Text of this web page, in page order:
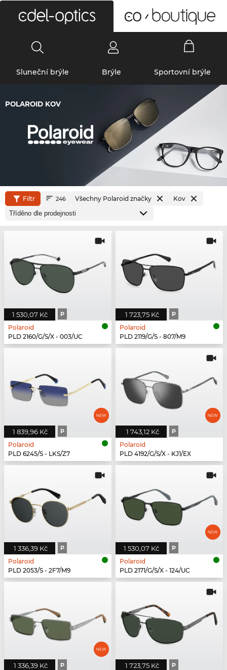
Sluneční brýle Brýle Sportovní brýle
POLAROID KOV
Filtr 246 Všechny Polaroid značky Kov
1 530,07 Kč P
Polaroid
PLD 2160/G/S/X - 003/UC
1 723,75 Kč P
Polaroid
PLD 2119/G/S - 807/M9
1 839,96 Kč P
Polaroid
PLD 6245/S - LKS/Z7
1 743,12 Kč P
Polaroid
PLD 4192/G/S/X - KJ1/EX
1 336,39 Kč P
Polaroid
PLD 2053/S - 2F7/M9
1 530,07 Kč P
Polaroid
PLD 2171/G/S/X - 124/UC
1 336,39 Kč P 1 723,75 Kč P